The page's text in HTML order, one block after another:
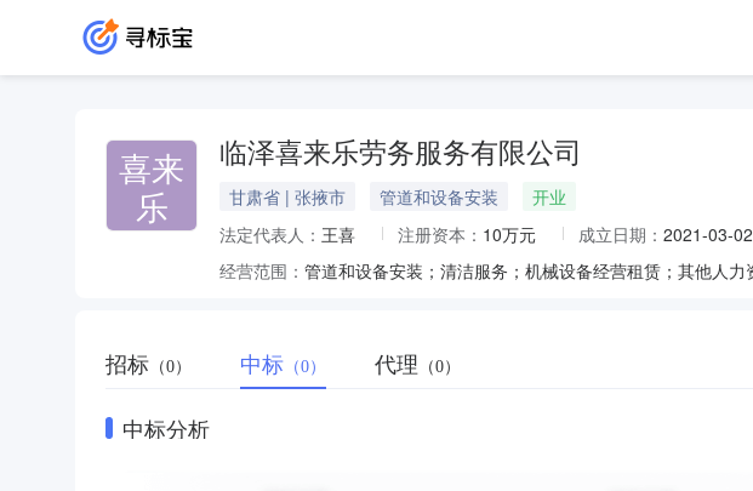
喜来
乐
临泽喜来乐劳务服务有限公司
甘肃省 | 张掖市 管道和设备安装
开业
法定代表人： 王喜 注册资本： 10万元 成立日期： 2021-03-02
经营范围：
招标 （0） 中标 （0） 代理 （0）
中标分析